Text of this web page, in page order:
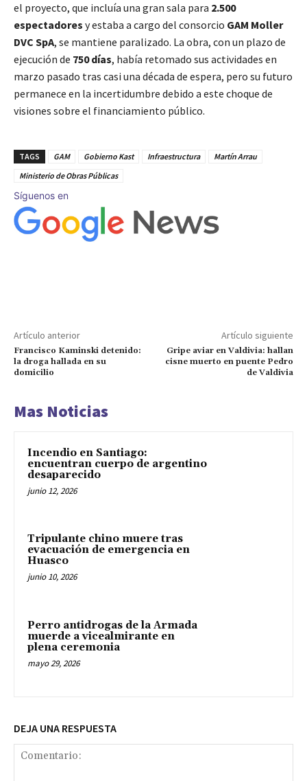
el proyecto, que incluía una gran sala para 2.500
espectadores y estaba a cargo del consorcio GAM Moller
DVC SpA, se mantiene paralizado. La obra, con un plazo de
ejecución de 750 días, había retomado sus actividades en
marzo pasado tras casi una década de espera, pero su futuro
permanece en la incertidumbre debido a este choque de
visiones sobre el financiamiento público.
TAGS GAM Gobierno Kast Infraestructura
Martín Arrau
Ministerio de Obras Públicas
Síguenos en
Artículo anterior
Francisco Kaminski detenido:
la droga hallada en su
domicilio
Artículo siguiente
Gripe aviar en Valdivia: hallan
cisne muerto en puente Pedro
de Valdivia
Mas Noticias
Incendio en Santiago:
encuentran cuerpo de argentino
desaparecido
junio 12, 2026
Tripulante chino muere tras
evacuación de emergencia en
Huasco
junio 10, 2026
Perro antidrogas de la Armada
muerde a vicealmirante en
plena ceremonia
mayo 29, 2026
DEJA UNA RESPUESTA